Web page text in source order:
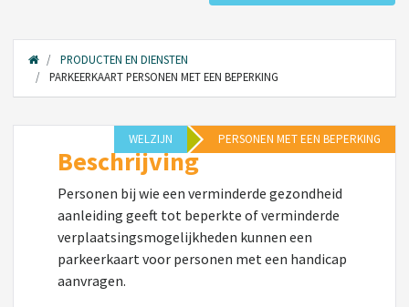
PRODUCTEN EN DIENSTEN
PARKEERKAART PERSONEN MET EEN BEPERKING
WELZIJN PERSONEN MET EEN BEPERKING
Beschrijving
Personen bij wie een verminderde gezondheid
aanleiding geeft tot beperkte of verminderde
verplaatsingsmogelijkheden kunnen een
parkeerkaart voor personen met een handicap
aanvragen.